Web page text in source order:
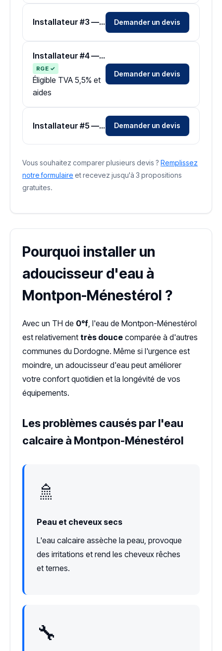
Installateur #3 — Zone Dordogne Demander un devis
Installateur #4 — Zone Dordogne
RGE ✓
Éligible TVA 5,5% et
aides
Demander un devis
Installateur #5 — Zone Dordogne Demander un devis
Vous souhaitez comparer plusieurs devis ? Remplissez
notre formulaire et recevez jusqu'à 3 propositions
gratuites.
Pourquoi installer un
adoucisseur d'eau à
Montpon-Ménestérol ?
Avec un TH de 0°f , l'eau de Montpon-Ménestérol
est relativement très douce comparée à d'autres
communes du Dordogne. Même si l'urgence est
moindre, un adoucisseur d'eau peut améliorer
votre confort quotidien et la longévité de vos
équipements.
Les problèmes causés par l'eau
calcaire à Montpon-Ménestérol
🚿
Peau et cheveux secs
L'eau calcaire assèche la peau, provoque
des irritations et rend les cheveux rêches
et ternes.
🔧